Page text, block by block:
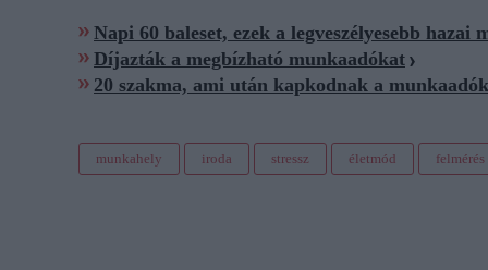
Napi 60 baleset, ezek a legveszélyesebb hazai
Díjazták a megbízható munkaadókat
20 szakma, ami után kapkodnak a munkaadók
munkahely iroda stressz életmód felmérés